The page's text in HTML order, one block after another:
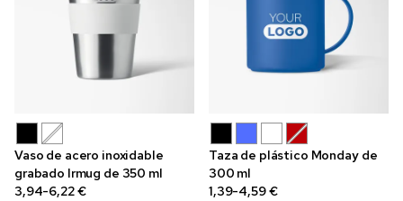
Vaso de acero inoxidable
grabado Irmug de 350 ml
3,94-6,22 €
Taza de plástico Monday de
300 ml
1,39-4,59 €